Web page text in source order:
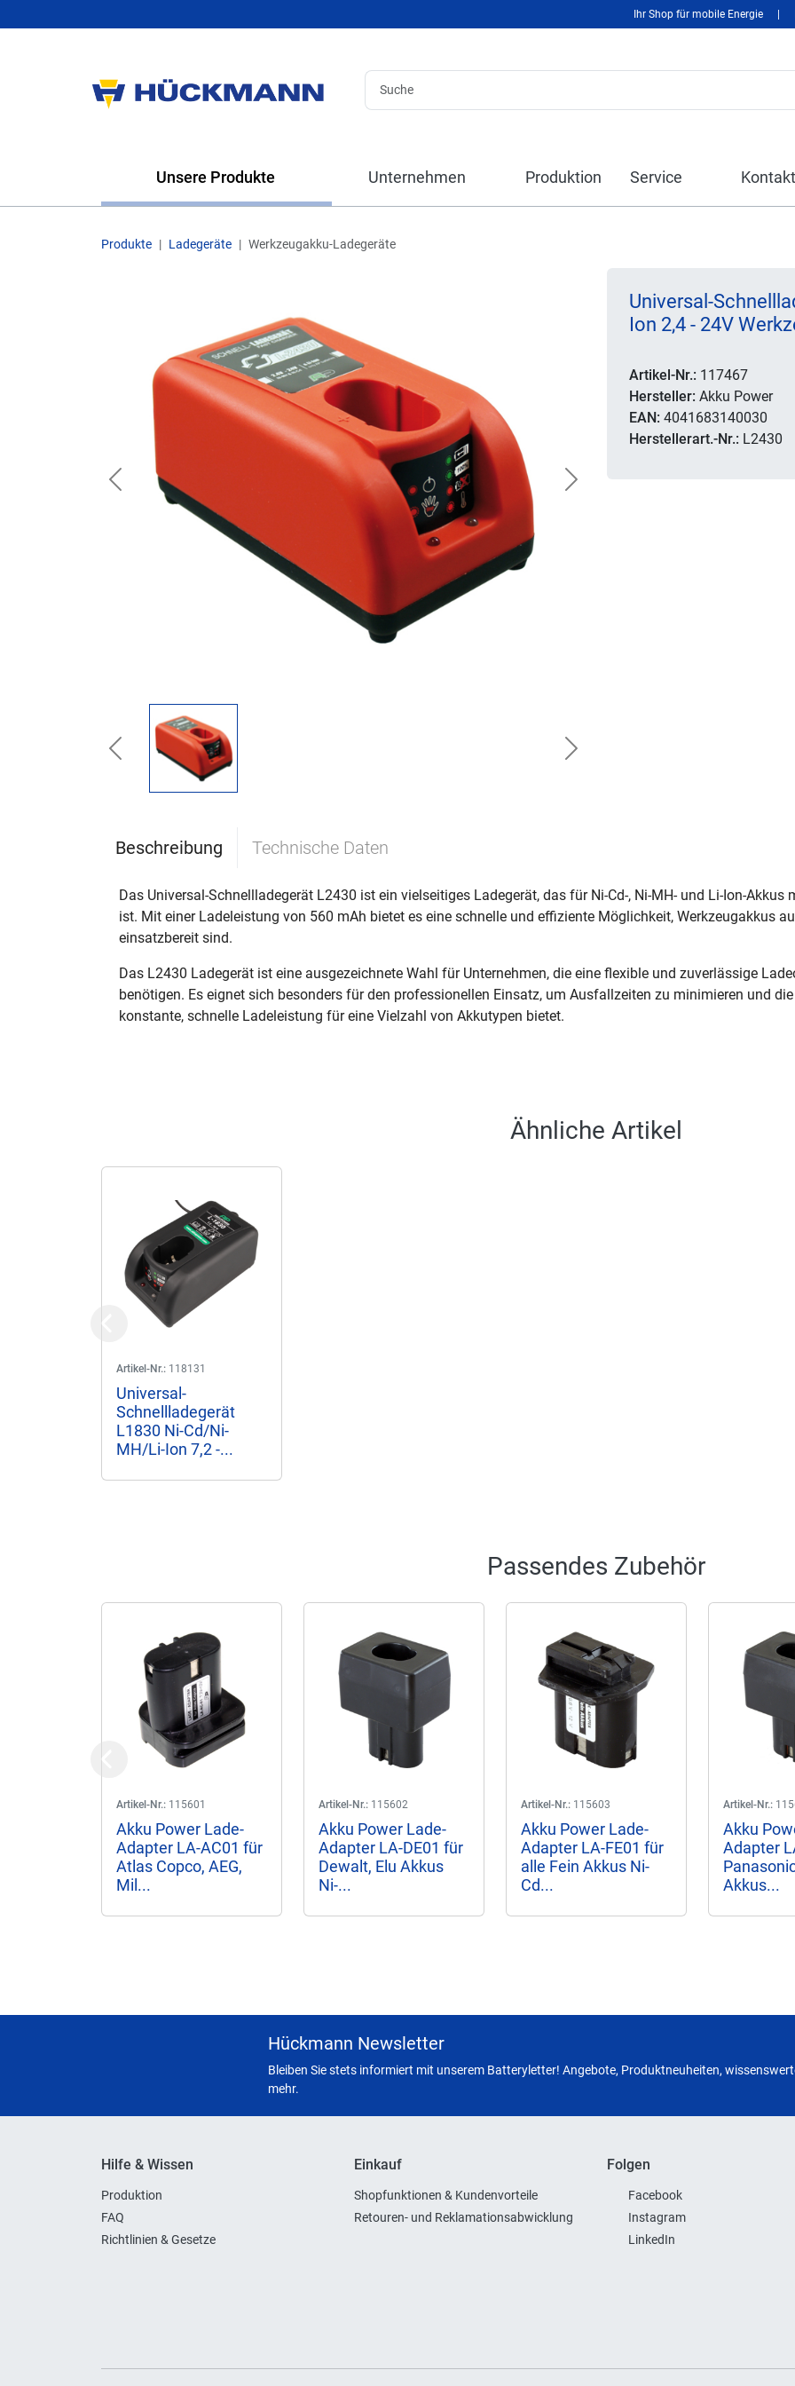
Ihr Shop für mobile Energie
Unsere Produkte Unternehmen Produktion Service Kontakt
Produkte Ladegeräte Werkzeugakku-Ladegeräte
Previous Next
Previous Next
Universal-
Ion 2,4 - 24V
Artikel-Nr.: 117467
Hersteller: Akku Power
EAN: 4041683140030
Herstellerart.-Nr.: L2430
Beschreibung Technische Daten
Das Universal-Schnellladegerät L2430 ist ein vielseitiges Ladegerät, das für Ni-Cd-, Ni-MH- und Li-Ion-
ist. Mit einer Ladeleistung von 560 mAh bietet es eine schnelle und effiziente Möglichkeit, Werkzeugakkus
einsatzbereit sind.
Das L2430 Ladegerät ist eine ausgezeichnete Wahl für Unternehmen, die eine flexible und zuverlässige
benötigen. Es eignet sich besonders für den professionellen Einsatz, um Ausfallzeiten zu minimieren und
konstante, schnelle Ladeleistung für eine Vielzahl von Akkutypen bietet.
Ähnliche Artikel
Artikel-Nr.: 118131
Universal-
Schnellladegerät
L1830 Ni-Cd/Ni-
MH/Li-Ion 7,2 -...
Passendes Zubehör
Artikel-Nr.: 115601
Akku Power Lade-
Adapter LA-AC01 für
Atlas Copco, AEG,
Mil...
Artikel-Nr.: 115602
Akku Power Lade-
Adapter LA-DE01 für
Dewalt, Elu Akkus
Ni-...
Artikel-Nr.: 115603
Akku Power Lade-
Adapter LA-FE01 für
alle Fein Akkus Ni-
Cd...
Artikel-Nr.:
Akku
Adapter
Akkus...
Hückmann Newsletter
Bleiben Sie stets informiert mit unserem Batteryletter! Angebote, Produktneuheiten,
mehr.
Hilfe & Wissen
Produktion
FAQ
Richtlinien & Gesetze
Einkauf
Shopfunktionen & Kundenvorteile
Retouren- und Reklamationsabwicklung
Folgen
Facebook
Instagram
LinkedIn